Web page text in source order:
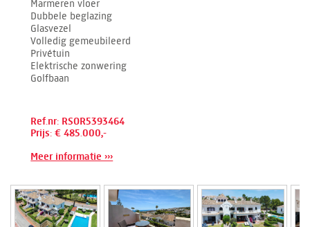
Marmeren vloer
Dubbele beglazing
Glasvezel
Volledig gemeubileerd
Privétuin
Elektrische zonwering
Golfbaan
Ref.nr: RSOR5393464
Prijs: € 485.000,-
Meer informatie ›››